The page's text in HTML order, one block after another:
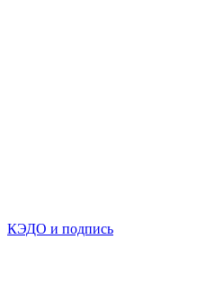
КЭДО и подпись